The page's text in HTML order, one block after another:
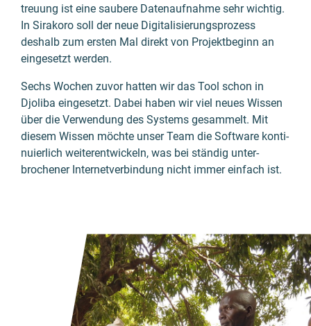
treu­ung ist eine saubere Daten­auf­nahme sehr wichtig.
In Sirakoro soll der neue Digi­tali­sierungs­prozess
deshalb zum ersten Mal direkt von Projekt­beginn an
einge­setzt werden.
Sechs Wochen zuvor hatten wir das Tool schon in
Djoliba einge­setzt. Dabei haben wir viel neues Wissen
über die Verwen­dung des Systems gesam­melt. Mit
diesem Wissen möchte unser Team die Software konti­
nu­ier­lich weiter­ent­wickeln, was bei ständig unter­
brochener Inter­net­ver­bin­dung nicht immer einfach ist.